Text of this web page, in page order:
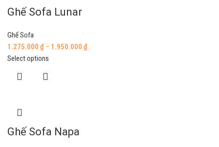
Ghế Sofa Lunar
Ghế Sofa
1.275.000 ₫ – 1.950.000 ₫
Select options
Ghế Sofa Napa